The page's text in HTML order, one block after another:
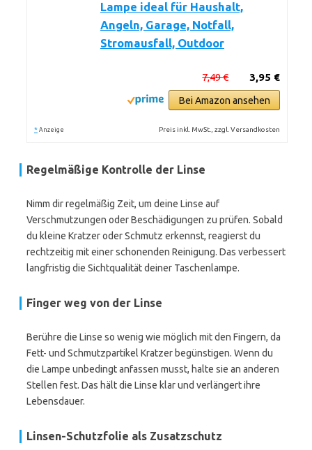
Lampe ideal für Haushalt,
Angeln, Garage, Notfall,
Stromausfall, Outdoor
3,95 €
7,49 €
Bei Amazon ansehen
* Anzeige Preis inkl. MwSt., zzgl. Versandkosten
Regelmäßige Kontrolle der Linse
Nimm dir regelmäßig Zeit, um deine Linse auf
Verschmutzungen oder Beschädigungen zu prüfen. Sobald
du kleine Kratzer oder Schmutz erkennst, reagierst du
rechtzeitig mit einer schonenden Reinigung. Das verbessert
langfristig die Sichtqualität deiner Taschenlampe.
Finger weg von der Linse
Berühre die Linse so wenig wie möglich mit den Fingern, da
Fett- und Schmutzpartikel Kratzer begünstigen. Wenn du
die Lampe unbedingt anfassen musst, halte sie an anderen
Stellen fest. Das hält die Linse klar und verlängert ihre
Lebensdauer.
Linsen-Schutzfolie als Zusatzschutz